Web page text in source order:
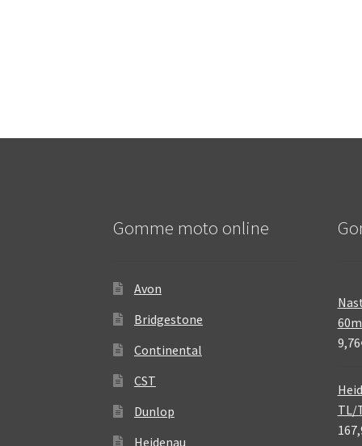
Gomme moto online
Avon
Bridgestone
Continental
CST
Dunlop
Heidenau
9,76
TL/